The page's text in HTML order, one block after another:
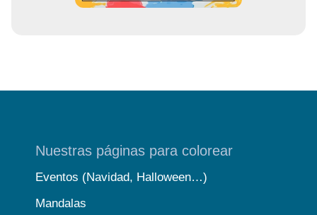
Nuestras páginas para colorear
Eventos (Navidad, Halloween…)
Mandalas